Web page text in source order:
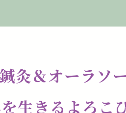
灸＆オーラソ
生きるよろこ